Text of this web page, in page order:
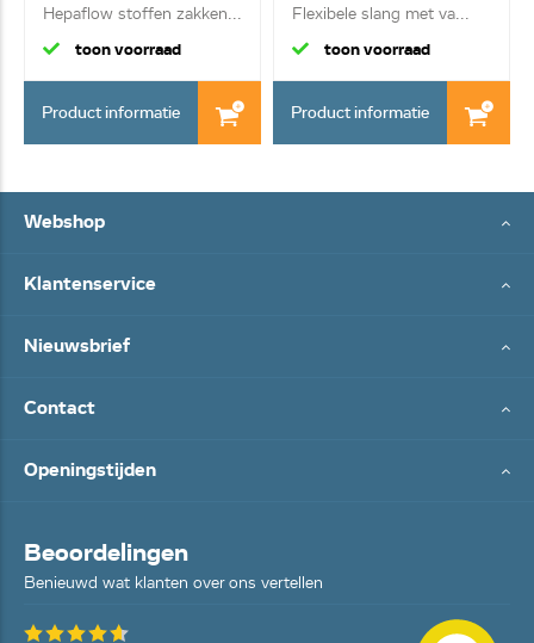
Hepaflow stoffen zakken...
toon voorraad
Product informatie
Flexibele slang met va...
toon voorraad
Product informatie
Webshop
Klantenservice
Nieuwsbrief
Contact
Openingstijden
Beoordelingen
Benieuwd wat klanten over ons vertellen